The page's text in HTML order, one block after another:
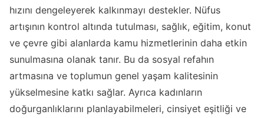
hızını dengeleyerek kalkınmayı destekler. Nüfus
artışının kontrol altında tutulması, sağlık, eğitim, konut
ve çevre gibi alanlarda kamu hizmetlerinin daha etkin
sunulmasına olanak tanır. Bu da sosyal refahın
artmasına ve toplumun genel yaşam kalitesinin
yükselmesine katkı sağlar. Ayrıca kadınların
doğurganlıklarını planlayabilmeleri, cinsiyet eşitliği ve